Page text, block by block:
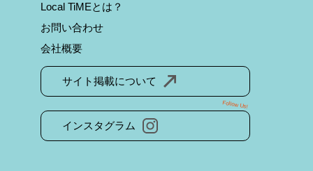
Local TiMEとは？
お問い合わせ
会社概要
サイト掲載について
インスタグラム
Follow Us!